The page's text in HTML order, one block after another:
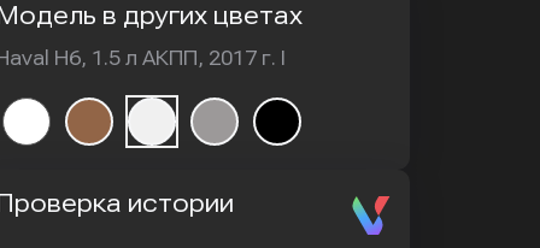
в других цветах
H6, 1.5 л АКПП, 2017 г. I
истории